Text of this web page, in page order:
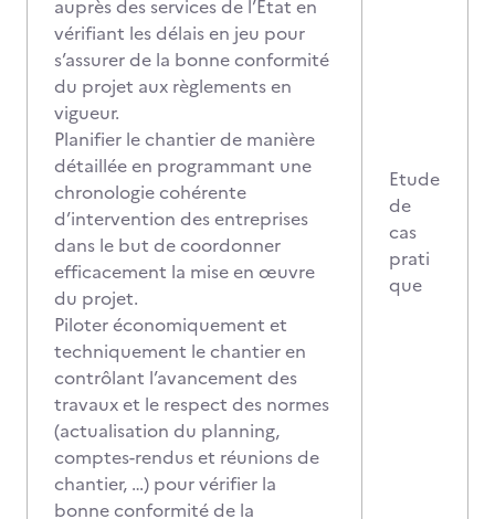
auprès des services de l’Etat en
vérifiant les délais en jeu pour
s’assurer de la bonne conformité
du projet aux règlements en
vigueur.
Planifier le chantier de manière
détaillée en programmant une
chronologie cohérente
d’intervention des entreprises
dans le but de coordonner
efficacement la mise en œuvre
du projet.
Piloter économiquement et
techniquement le chantier en
contrôlant l’avancement des
travaux et le respect des normes
(actualisation du planning,
comptes-rendus et réunions de
chantier, …) pour vérifier la
bonne conformité de la
Etude
de
cas
prati
que